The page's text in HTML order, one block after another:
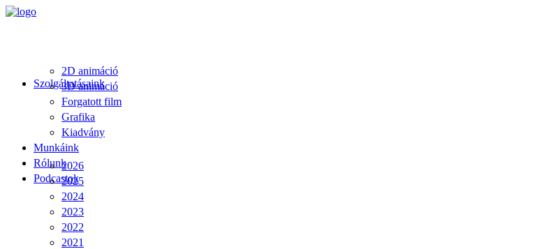
Szolgáltatásaink
2D animáció
3D animáció
Forgatott film
Grafika
Kiadvány
Munkáink
Rólunk
Podcastok
2026
2025
2024
2023
2022
2021